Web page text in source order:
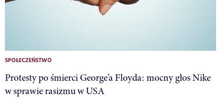
SPOŁECZEŃSTWO
Protesty po śmierci George’a Floyda: mocny głos Nike
w sprawie rasizmu w USA